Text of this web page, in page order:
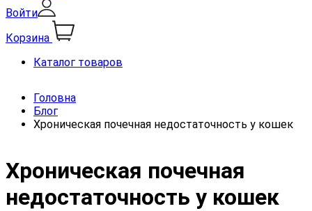
Войти
Корзина
Каталог товаров
Головна
Блог
Хроническая почечная недостаточность у кошек
Хроническая почечная
недостаточность у кошек